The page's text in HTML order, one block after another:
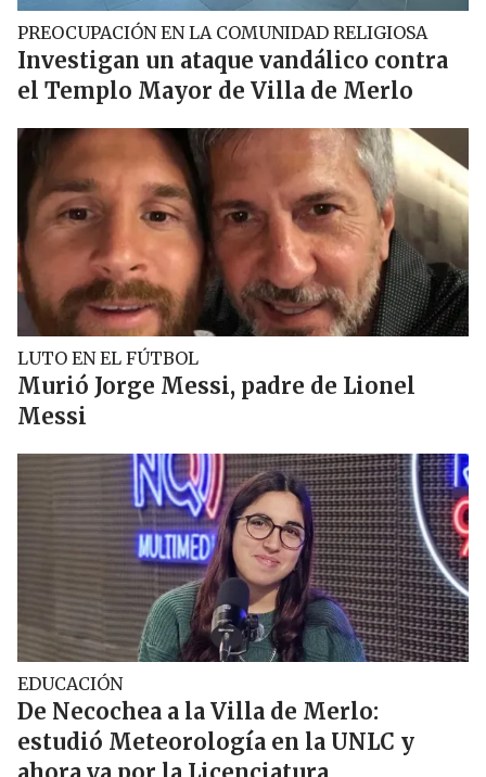
PREOCUPACIÓN EN LA COMUNIDAD RELIGIOSA
Investigan un ataque vandálico contra
el Templo Mayor de Villa de Merlo
LUTO EN EL FÚTBOL
Murió Jorge Messi, padre de Lionel
Messi
EDUCACIÓN
De Necochea a la Villa de Merlo:
estudió Meteorología en la UNLC y